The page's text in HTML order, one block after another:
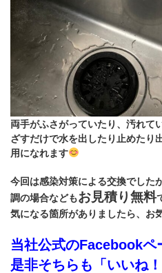
両手がふさがっていたり、汚れて
ざすだけで水を出したり止めたり
用になれます
今回は感染対策による交換でした
調の場合などもお見積り無料
気になる箇所がありましたら、お
当社公式のFacebookペ
是非そちらも「いいね！